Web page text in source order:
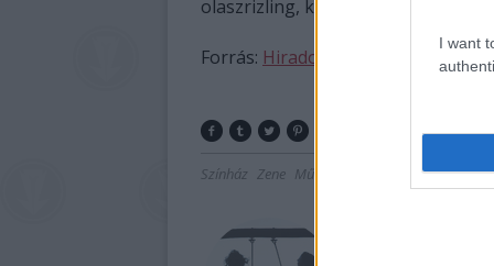
I want
olaszrizling, kéknyelű, szürkebarát
Forrás: Hirado.hu
Színház Zene Művészet Gasztro